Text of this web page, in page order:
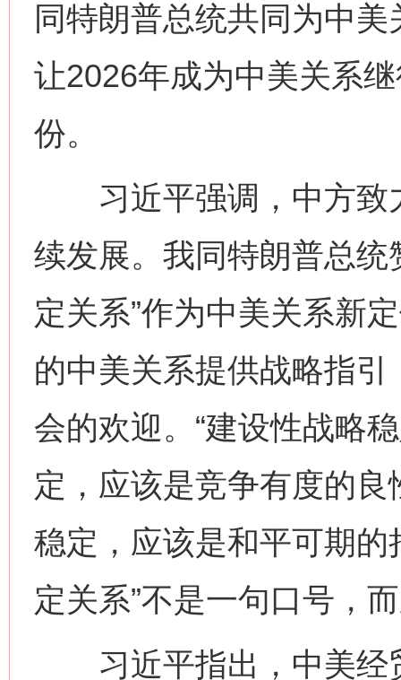
同特朗普总统共同为中
让2026年成为中美关系
份。
习近平强调，中方致
续发展。我同特朗普总统
定关系”作为中美关系新
的中美关系提供战略指
会的欢迎。“建设性战略
定，应该是竞争有度的
稳定，应该是和平可期的
定关系”不是一句口号，
习近平指出，中美经